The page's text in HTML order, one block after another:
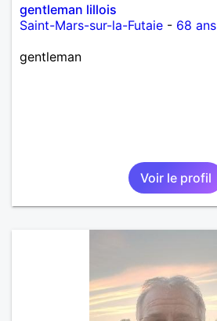
gentleman lillois
Saint-Mars-sur-la-Futaie - 68 ans
gentleman
Voir le profil